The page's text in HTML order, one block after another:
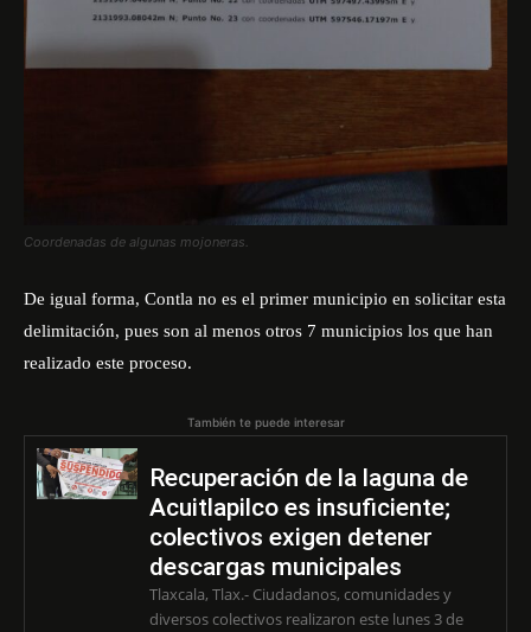
Coordenadas de algunas mojoneras.
De igual forma, Contla no es el primer municipio en solicitar esta
delimitación, pues son al menos otros 7 municipios los que han
realizado este proceso.
También te puede interesar
Recuperación de la laguna de
Acuitlapilco es insuficiente;
colectivos exigen detener
descargas municipales
Tlaxcala, Tlax.- Ciudadanos, comunidades y
diversos colectivos realizaron este lunes 3 de